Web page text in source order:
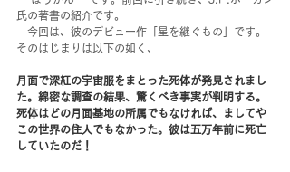
氏の著書の紹介です。
今回は、彼のデビュー作「星を継ぐもの」です。
そのはじまりは以下の如く、
月面で深紅の宇宙服をまとった死体が発見されまし
た。綿密な調査の結果、驚くべき事実が判明する。
死体はどの月面基地の所属でもなければ、ましてや
この世界の住人でもなかった。彼は五万年前に死亡
していたのだ！